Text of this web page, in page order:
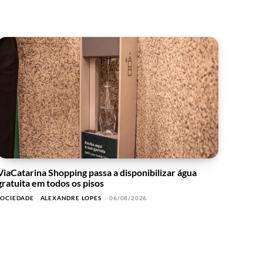
Shopping passa a disponibilizar água
em todos os pisos
ALEXANDRE LOPES - 06/08/2026